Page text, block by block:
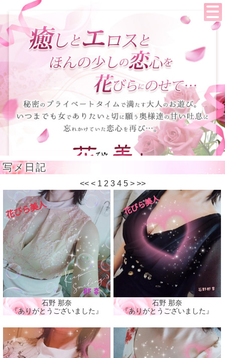
写メ日記
<< < 1 2 3 4 5 > >>
石野 那奈
『ありがとうございました』
石野 那奈
『ありがとうございました』